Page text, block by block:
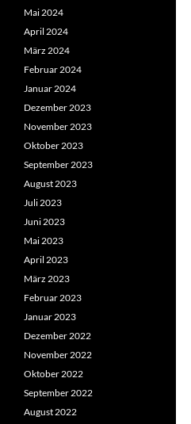
Mai 2024
April 2024
März 2024
Februar 2024
Januar 2024
Dezember 2023
November 2023
Oktober 2023
September 2023
August 2023
Juli 2023
Juni 2023
Mai 2023
April 2023
März 2023
Februar 2023
Januar 2023
Dezember 2022
November 2022
Oktober 2022
September 2022
August 2022